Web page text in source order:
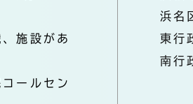
施設があ
ールセン
浜名
東行
南行